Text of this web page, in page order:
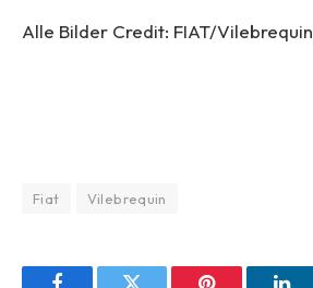
Alle Bilder Credit: FIAT/Vilebrequin
Fiat Vilebrequin